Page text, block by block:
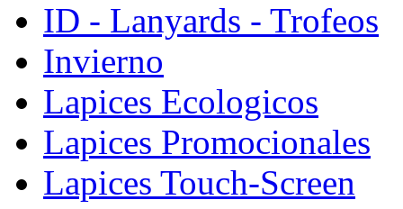
ID - Lanyards - Trofeos
Invierno
Lapices Ecologicos
Lapices Promocionales
Lapices Touch-Screen